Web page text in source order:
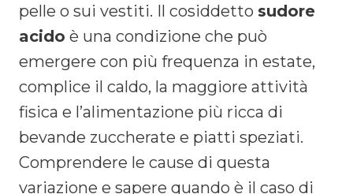
pelle o sui vestiti. Il cosiddetto sudore
acido è una condizione che può
emergere con più frequenza in estate,
complice il caldo, la maggiore attività
fisica e l’alimentazione più ricca di
bevande zuccherate e piatti speziati.
Comprendere le cause di questa
variazione e sapere quando è il caso di